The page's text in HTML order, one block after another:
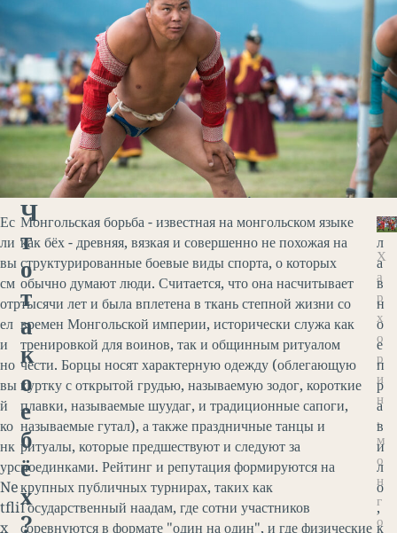
Ес
ли
вы
см
отр
ел
и
но
вы
й
ко
нк
урс
Ne
tfli
x
Ч
т
о
т
а
к
о
е
б
ё
х
?
Монгольская борьба - известная на монгольском языке
как бёх - древняя, вязкая и совершенно не похожая на
структурированные боевые виды спорта, о которых
обычно думают люди. Считается, что она насчитывает
тысячи лет и была вплетена в ткань степной жизни со
времен Монгольской империи, исторически служа как
тренировкой для воинов, так и общинным ритуалом
чести. Борцы носят характерную одежду (облегающую
куртку с открытой грудью, называемую зодог, короткие
плавки, называемые шуудаг, и традиционные сапоги,
называемые гутал), а также праздничные танцы и
ритуалы, которые предшествуют и следуют за
поединками. Рейтинг и репутация формируются на
крупных публичных турнирах, таких как
Государственный наадам, где сотни участников
соревнуются в формате "один на один", и где физические
Х
а
р
х
о
р
и
н
,
м
о
н
г
о
Г
л
а
в
н
о
е
п
р
а
в
и
л
о
,
к